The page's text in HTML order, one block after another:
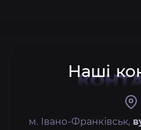
Наші
м. Івано-Франківськ,